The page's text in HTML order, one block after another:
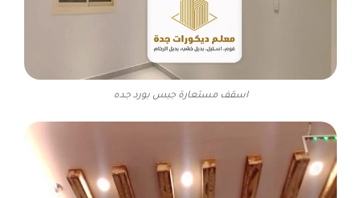
اسقف مستعارة جبس بورد جده